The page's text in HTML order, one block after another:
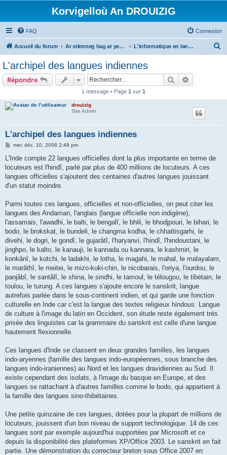
Korvigelloù An DROUIZIG
FAQ Connexion
Accueil du forum Ar stlenneg hag ar yezhoù bihan er bed a-bezh L'informatique en langues régionales et minoritaires
L'archipel des langues indiennes
Répondre Rechercher
1 message • Page 1 sur 1
drouizig
Site Admin
L'archipel des langues indiennes
M
s
a
g
mer. déc. 10, 2008 2:48 pm
L'Inde compte 22 langues officielles dont la plus importante en terme de
locuteurs est l'hindî, parlé par plus de 400 millions de locuteurs. A ces
langues officielles s'ajoutent des centaines d'autres langues jouissant
d'un statut moindre.
Parmi toutes ces langues, officielles et non-officielles, on peut citer les
langues des Andaman, l'anglais (langue officielle non indigène),
l'assamais, l'awadhi, le balti, le bengalî, le bhili, le bhodjpouri, le bihari, le
bodo, le brokskat, le bundeli, le changma kodha, le chhattisgarhi, le
divehi, le dogri, le gondî, le gujarâtî, l'haryanvi, l'hindî, l'hindoustani, le
jinghpo, le kalto, le kanauji, le kannada ou kannara, le kashmiri, le
konkânî, le kutchi, le ladakhi, le lotha, le magahi, le mahal, le malayalam,
le marâthî, le meitei, le mizo-kuki-chin, le nicobarais, l'oriya, l'ourdou, le
panjâbî, le santâlî, le shina, le sindhi, le tamoul, le télougou, le tibétain, le
toulou, le turung. A ces langues s'ajoute encore le sanskrit, langue
autrefois parlée dans le sous-continent indien, et qui garde une fonction
culturelle en Inde car c'est la langue des textes religieux hindous. Langue
de culture à l'image du latin en Occident, son étude reste également très
prisée des linguistes car la grammaire du sanskrit est celle d'une langue
hautement flexionnelle.
Ces langues d'Inde se classent en deux grandes familles, les langues
indo-aryennes (famille des langues indo-européennes, sous branche des
langues indo-iraniennes) au Nord et les langues dravidiennes au Sud. Il
existe cependant des isolats, à l'image du basque en Europe, et des
langues se rattachant à d'autres familles comme le bodo, qui appartient à
la famille des langues sino-thibétaines.
Une petite quinzaine de ces langues, dotées pour la plupart de millions de
locuteurs, jouissent d'un bon niveau de support technologique. 14 de ces
langues sont par exemple aujourd'hui supportées par Microsoft et ce
depuis la disponibilité des plateformes XP/Office 2003. Le sanskrit en fait
partie. Une démonstration du correcteur breton sous Office 2007 en